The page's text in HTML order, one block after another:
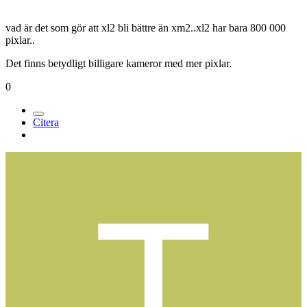
vad är det som gör att xl2 bli bättre än xm2..xl2 har bara 800 000
pixlar..
Det finns betydligt billigare kameror med mer pixlar.
0
Citera